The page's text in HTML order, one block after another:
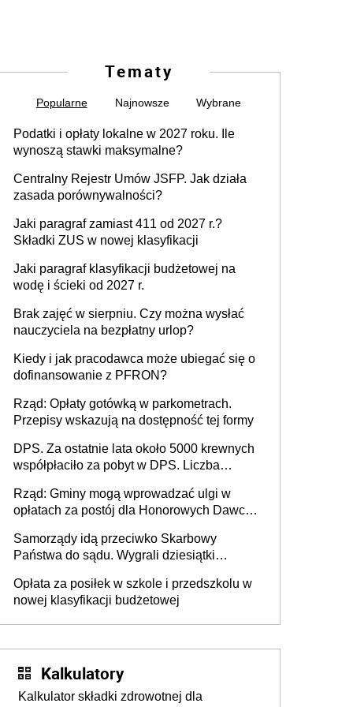
Tematy
Popularne Najnowsze Wybrane
Podatki i opłaty lokalne w 2027 roku. Ile
wynoszą stawki maksymalne?
Centralny Rejestr Umów JSFP. Jak działa
zasada porównywalności?
Jaki paragraf zamiast 411 od 2027 r.?
Składki ZUS w nowej klasyfikacji
Jaki paragraf klasyfikacji budżetowej na
wodę i ścieki od 2027 r.
Brak zajęć w sierpniu. Czy można wysłać
nauczyciela na bezpłatny urlop?
Kiedy i jak pracodawca może ubiegać się o
dofinansowanie z PFRON?
Rząd: Opłaty gotówką w parkometrach.
Przepisy wskazują na dostępność tej formy
DPS. Za ostatnie lata około 5000 krewnych
współpłaciło za pobyt w DPS. Liczba
Rząd: Gminy mogą wprowadzać ulgi w
opłatach za postój dla Honorowych Dawców
Samorządy idą przeciwko Skarbowy
Państwa do sądu. Wygrali dziesiątki
Opłata za posiłek w szkole i przedszkolu w
nowej klasyfikacji budżetowej
Kalkulatory
Kalkulator składki zdrowotnej dla